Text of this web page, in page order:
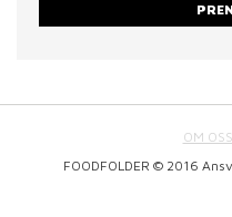
OM OSS
FOODFOLDER © 2016